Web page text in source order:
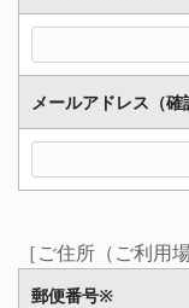
メールアドレス（確
［ご住所（ご利用
郵便番号※